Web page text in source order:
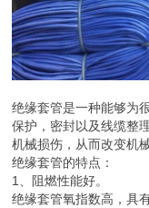
绝缘套管是一种能够为
保护，密封以及线缆整
机械损伤，从而改变机
绝缘套管的特点：
1、阻燃性能好。
绝缘套管氧指数高，具